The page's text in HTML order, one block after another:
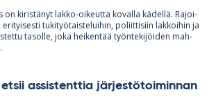
on ki­ris­tä­nyt lakko-oi­keutta ko­valla kä­dellä. Ra­joi­
tu­ki­työ­tais­te­lui­hin, po­liit­ti­siin lak­koi­hin ja
ta­solle, joka hei­ken­tää työn­te­ki­jöi­den mah­
as­sis­tent­tia jär­jes­tö­toi­min­nan